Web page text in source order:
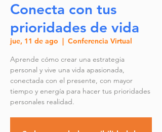
Conecta con tus
prioridades de vida
jue, 11 de ago
  |
Conferencia Virtual
Aprende cómo crear una estrategia
personal y vive una vida apasionada,
conectada con el presente, con mayor
tiempo y energía para hacer tus prioridades